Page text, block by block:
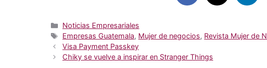
Categorías
Noticias Empresariales
Etiquetas
Empresas Guatemala, Mujer de negocios, Revista Mujer de
Visa Payment Passkey
Chiky se vuelve a inspirar en Stranger Things